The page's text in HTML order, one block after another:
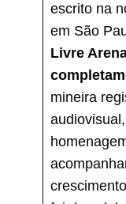
escrito na
em São
Livre
mineira
audiovisual,